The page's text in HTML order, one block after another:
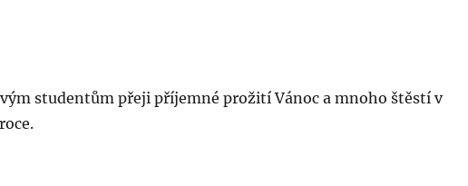
studentům přeji příjemné prožití Vánoc a mnoho štěstí v